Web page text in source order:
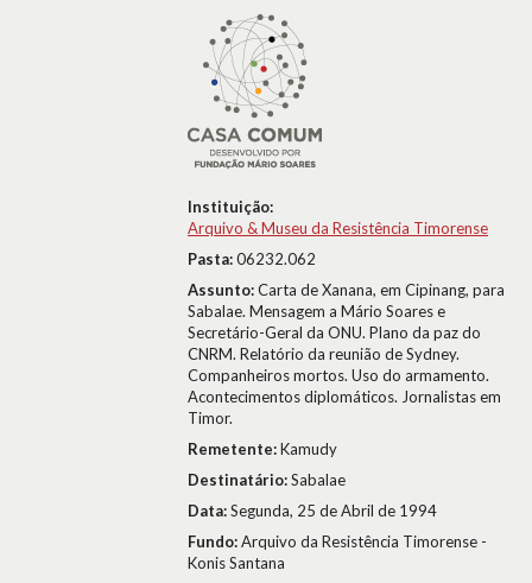
Instituição:
Arquivo & Museu da Resistência Timorense
Pasta:06232.062
Assunto:Carta de Xanana, em Cipinang, para
Sabalae. Mensagem a Mário Soares e
Secretário-Geral da ONU. Plano da paz do
CNRM. Relatório da reunião de Sydney.
Companheiros mortos. Uso do armamento.
Acontecimentos diplomáticos. Jornalistas em
Timor.
Remetente:Kamudy
Destinatário:Sabalae
Data:Segunda, 25 de Abril de 1994
Fundo:Arquivo da Resistência Timorense -
Konis Santana